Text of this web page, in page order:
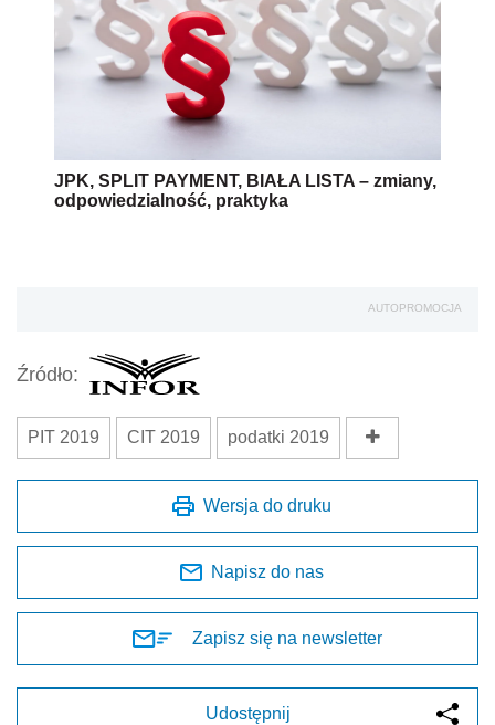
JPK, SPLIT PAYMENT, BIAŁA LISTA – zmiany,
odpowiedzialność, praktyka
AUTOPROMOCJA
Źródło:
PIT 2019 CIT 2019 podatki 2019
Wersja do druku
Napisz do nas
Zapisz się na newsletter
Udostępnij